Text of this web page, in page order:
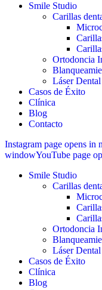
Smile Studio
Carillas
Ortodoncia
Láser
Casos de Éxito
Clínica
Blog
Contacto
Instagram page opens in
windowYouTube page
Smile Studio
Carillas
Ortodoncia
Láser
Casos de Éxito
Clínica
Blog